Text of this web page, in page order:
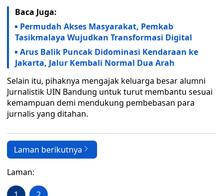
Baca Juga:
Permudah Akses Masyarakat, Pemkab
Tasikmalaya Wujudkan Transformasi Digital
Arus Balik Puncak Didominasi Kendaraan ke
Jakarta, Jalur Kembali Normal Dua Arah
Selain itu, pihaknya mengajak keluarga besar alumni
Jurnalistik UIN Bandung untuk turut membantu sesuai
kemampuan demi mendukung pembebasan para
jurnalis yang ditahan.
Laman berikutnya
Laman: